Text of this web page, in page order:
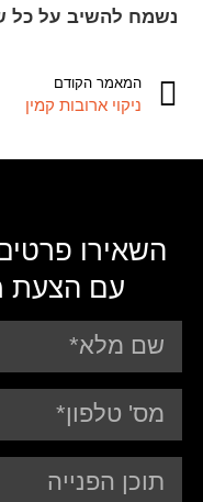
נשמח להשיב על כל
המאמר הקודם
ניקוי ארובות קמין
השאירו
עם הצעת